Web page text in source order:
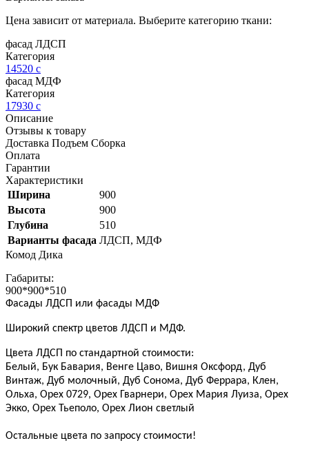
Цена зависит от материала. Выберите категорию ткани:
фасад ЛДСП
Категория
14520 c
фасад МДФ
Категория
17930 c
Описание
Отзывы к товару
Доставка Подъем Сборка
Оплата
Гарантии
Характеристики
Ширина
900
Высота
900
Глубина
510
Варианты фасада ЛДСП, МДФ
Комод Дика
Габариты:
900*900*510
Фасады ЛДСП или фасады МДФ
Широкий спектр цветов ЛДСП и МДФ.
Цвета ЛДСП по стандартной стоимости:
Белый, Бук Бавария, Венге Цаво, Вишня Оксфорд, Дуб
Винтаж, Дуб молочный, Дуб Сонома, Дуб Феррара, Клен,
Ольха, Орех 0729, Орех Гварнери, Орех Мария Луиза, Орех
Экко, Орех Тьеполо, Орех Лион светлый
Остальные цвета по запросу стоимости!